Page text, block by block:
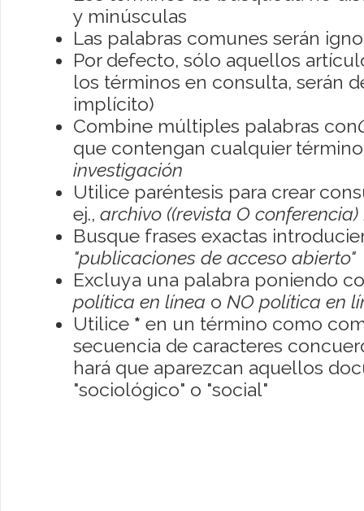
y minúsculas
Las palabras comunes serán
Por defecto, sólo aquellos
los términos en consulta, serán
implícito)
Combine múltiples palabras con
que contengan cualquier
investigación
Utilice paréntesis para crear
ej., archivo ((revista O conferencia)
Busque frases exactas
"publicaciones de acceso abierto"
Excluya una palabra poniendo
política en línea o NO política en
Utilice * en un término como
secuencia de caracteres
hará que aparezcan aquellos
"sociológico" o "social"